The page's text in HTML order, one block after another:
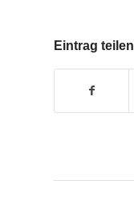
Eintrag teilen